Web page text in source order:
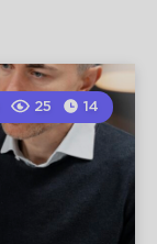
25 14